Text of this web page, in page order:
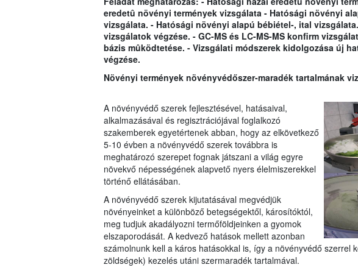
eredetû növényi termények vizsgálata - Hatósági növényi
vizsgálata. - Hatósági növényi alapú bébiétel-, ital
vizsgálatok végzése. - GC-MS és LC-MS-MS konfirm
bázis mûködtetése. - Vizsgálati módszerek kidolgozása új
végzése.
Növényi termények növényvédőszer-maradék tartalmának
A növényvédő szerek fejlesztésével, hatásaival,
alkalmazásával és regisztrációjával foglalkozó
szakemberek egyetértenek abban, hogy az elkövetkező
5-10 évben a növényvédő szerek továbbra is
meghatározó szerepet fognak játszani a világ egyre
növekvő népességének alapvető nyers élelmiszerekkel
történő ellátásában.
A növényvédő szerek kijutatásával megvédjük
növényeinket a különböző betegségektől, károsítóktól,
meg tudjuk akadályozni termőföldjeinken a gyomok
elszaporodását. A kedvező hatások mellett azonban
számolnunk kell a káros hatásokkal is, így a növényvédő szerrel
zöldségek) kezelés utáni szermaradék tartalmával.